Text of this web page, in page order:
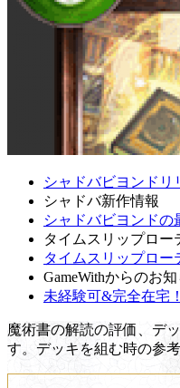
シャドバビヨンドリ
シャドバ新作情報
シャドバビヨンドの
タイムスリップロー
タイムスリップロ
GameWithからのお
未経験可&完全在宅
魔術書の解読の評価、デ
す。デッキを組む時の参